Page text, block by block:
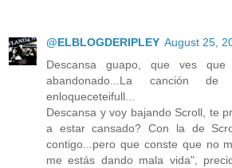
@ELBLOGDERIPLEY August 25,
Descansa guapo, que ves
abandonado...La canción
enloqueceteifull...
Descansa y voy bajando Scroll, te
a estar cansado? Con la de
contigo...pero que conste que no
me estás dando mala vida",